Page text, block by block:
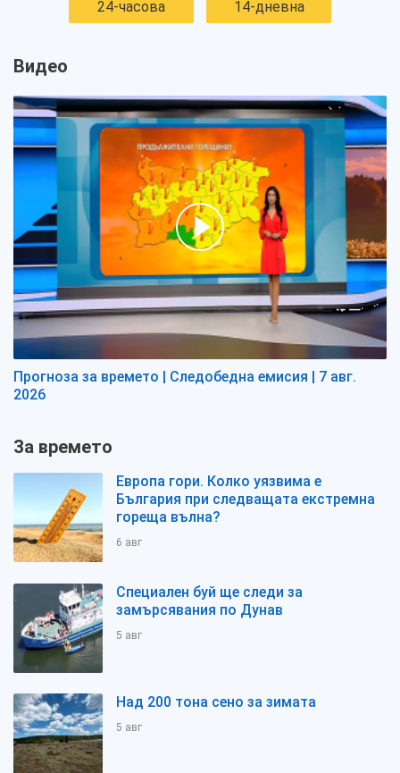
24-часова 14-дневна
Видео
Прогноза за времето | Следобедна емисия | 7 авг.
2026
За времето
Европа гори. Колко уязвима е
България при следващата екстремна
гореща вълна?
6 авг
Специален буй ще следи за
замърсявания по Дунав
5 авг
Над 200 тона сено за зимата
5 авг